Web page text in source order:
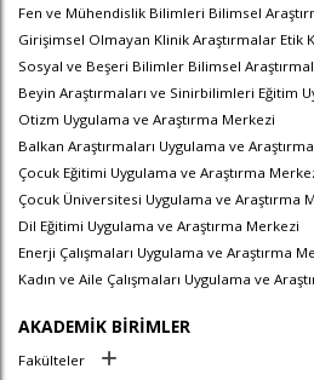
Fen ve Mühendislik Bilimleri Bilimsel
Girişimsel Olmayan Klinik Araştırmalar Etik
Sosyal ve Beşeri Bilimler Bilimsel
Beyin Araştırmaları ve Sinirbilimleri Eğitim
Otizm Uygulama ve Araştırma Merkezi
Balkan Araştırmaları Uygulama ve
Çocuk Eğitimi Uygulama ve Araştırma
Çocuk Üniversitesi Uygulama ve Araştırma
Dil Eğitimi Uygulama ve Araştırma Merkezi
Enerji Çalışmaları Uygulama ve Araştırma
Kadın ve Aile Çalışmaları Uygulama ve
AKADEMİK BİRİMLER
Fakülteler